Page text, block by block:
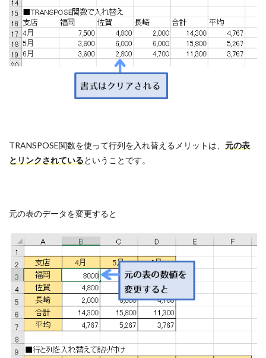
TRANSPOSE関数を使って行列を入れ替えるメリットは、 元の表
とリンクされているということです。
元の表のデータを変更すると